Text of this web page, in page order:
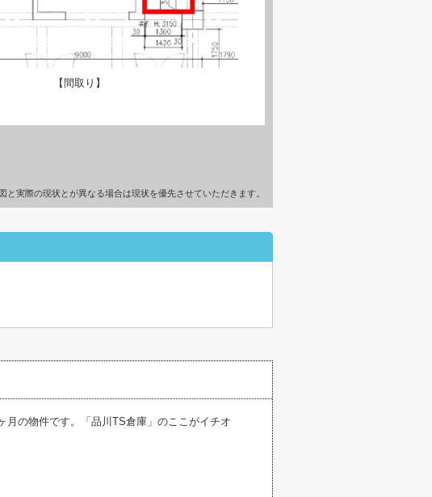
【間取り】
と実際の現状とが異なる場合は現状を優先させていただきます。
月の物件です。「品川TS倉庫」のここがイチオ